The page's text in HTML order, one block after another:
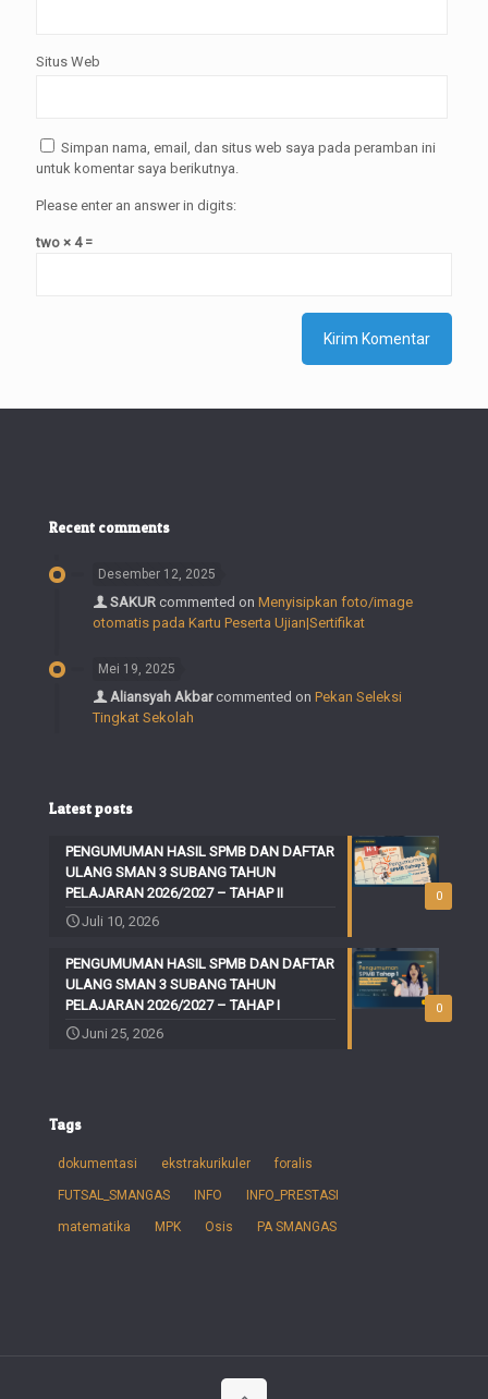
Situs Web
Simpan nama, email, dan situs web saya pada peramban ini
untuk komentar saya berikutnya.
Please enter an answer in digits:
two × 4 =
Recent comments
Desember 12, 2025
SAKUR commented on Menyisipkan foto/image
otomatis pada Kartu Peserta Ujian|Sertifikat
Mei 19, 2025
Aliansyah Akbarcommented on Pekan Seleksi
Tingkat Sekolah
Latest posts
0
PENGUMUMAN HASIL SPMB DAN DAFTAR
ULANG SMAN 3 SUBANG TAHUN
PELAJARAN 2026/2027 – TAHAP II
Juli 10, 2026
0
PENGUMUMAN HASIL SPMB DAN DAFTAR
ULANG SMAN 3 SUBANG TAHUN
PELAJARAN 2026/2027 – TAHAP I
Juni 25, 2026
Tags
dokumentasi ekstrakurikuler foralis
FUTSAL_SMANGAS INFO INFO_PRESTASI
matematika MPK Osis PA SMANGAS